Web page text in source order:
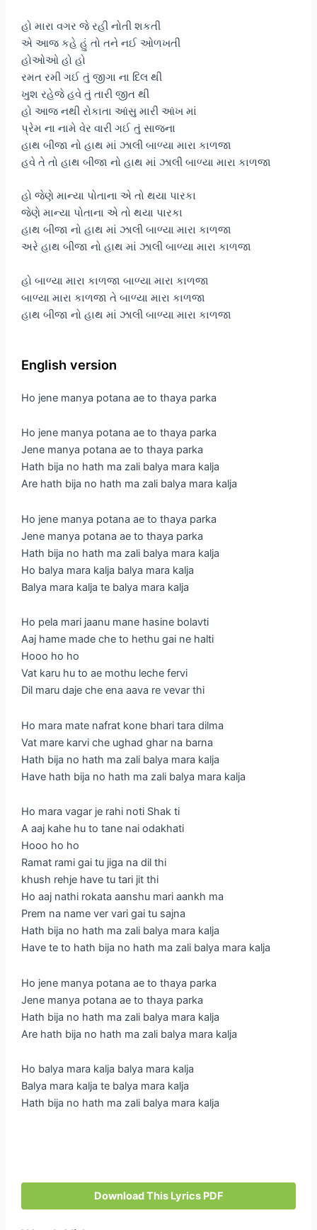
હો મારા વગર જે રહી નોતી શકતી
એ આજ કહે હું તો તને નઈ ઓળખતી
હોઓઓ હો હો
રમત રમી ગઈ તું જીગા ના દિલ થી
ખુશ રહેજે હવે તું તારી જીત થી
હો આજ નથી રોકાતા આંસુ મારી આંખ માં
પ્રેમ ના નામે વેર વારી ગઈ તું સાજના
હાથ બીજા નો હાથ માં ઝાલી બાળ્યા મારા કાળજા
હવે તે તો હાથ બીજા નો હાથ માં ઝાલી બાળ્યા મારા કાળજા
હો જેણે માન્યા પોતાના એ તો થયા પારકા
જેણે માન્યા પોતાના એ તો થયા પારકા
હાથ બીજા નો હાથ માં ઝાલી બાળ્યા મારા કાળજા
અરે હાથ બીજા નો હાથ માં ઝાલી બાળ્યા મારા કાળજા
હો બાળ્યા મારા કાળજા બાળ્યા મારા કાળજા
બાળ્યા મારા કાળજા તે બાળ્યા મારા કાળજા
હાથ બીજા નો હાથ માં ઝાલી બાળ્યા મારા કાળજા
English version
Ho jene manya potana ae to thaya parka
Ho jene manya potana ae to thaya parka
Jene manya potana ae to thaya parka
Hath bija no hath ma zali balya mara kalja
Are hath bija no hath ma zali balya mara kalja
Ho jene manya potana ae to thaya parka
Jene manya potana ae to thaya parka
Hath bija no hath ma zali balya mara kalja
Ho balya mara kalja balya mara kalja
Balya mara kalja te balya mara kalja
Ho pela mari jaanu mane hasine bolavti
Aaj hame made che to hethu gai ne halti
Hooo ho ho
Vat karu hu to ae mothu leche fervi
Dil maru daje che ena aava re vevar thi
Ho mara mate nafrat kone bhari tara dilma
Vat mare karvi che ughad ghar na barna
Hath bija no hath ma zali balya mara kalja
Have hath bija no hath ma zali balya mara kalja
Ho mara vagar je rahi noti Shak ti
A aaj kahe hu to tane nai odakhati
Hooo ho ho
Ramat rami gai tu jiga na dil thi
khush rehje have tu tari jit thi
Ho aaj nathi rokata aanshu mari aankh ma
Prem na name ver vari gai tu sajna
Hath bija no hath ma zali balya mara kalja
Have te to hath bija no hath ma zali balya mara kalja
Ho jene manya potana ae to thaya parka
Jene manya potana ae to thaya parka
Hath bija no hath ma zali balya mara kalja
Are hath bija no hath ma zali balya mara kalja
Ho balya mara kalja balya mara kalja
Balya mara kalja te balya mara kalja
Hath bija no hath ma zali balya mara kalja
Download This Lyrics PDF